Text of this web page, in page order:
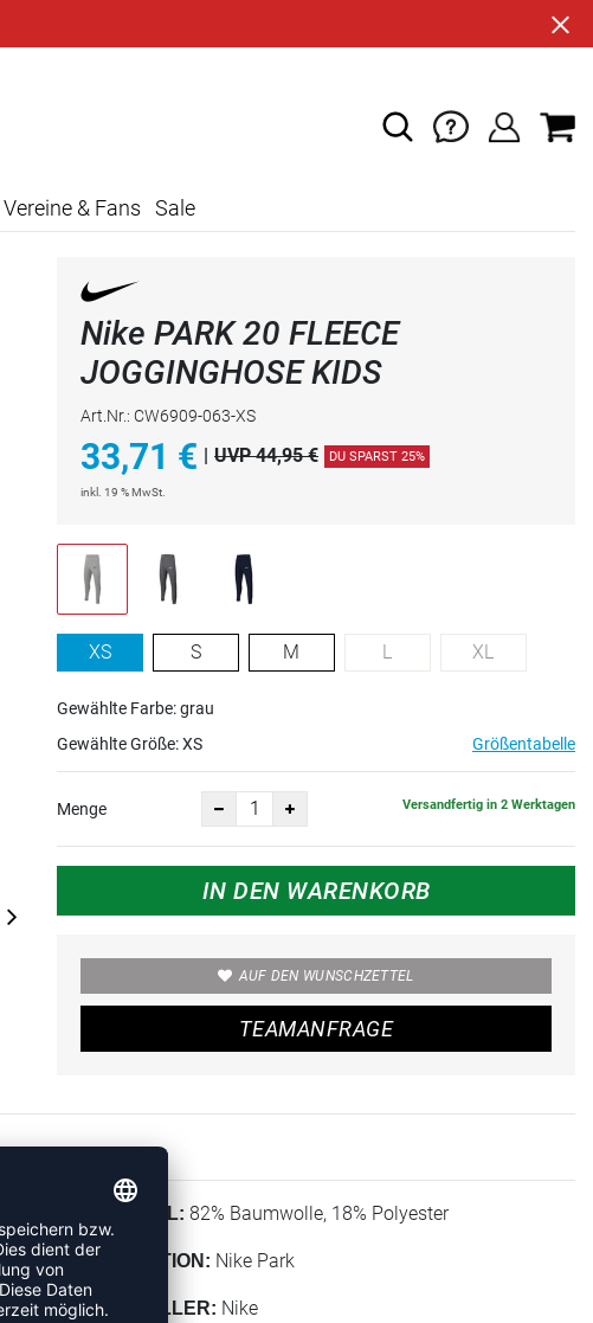
Vereine & Fans Sale
Nike PARK 20 FLEECE
JOGGINGHOSE KIDS
Art.Nr.: CW6909-063-XS
33,71 € UVP 44,95 € DU SPARST 25%
inkl. 19 % MwSt.
XS S M L XL
Gewählte Farbe: grau
Gewählte Größe:XS Größentabelle
Menge Versandfertig in 2 Werktagen
IN DEN WARENKORB
AUF DEN WUNSCHZETTEL
TEAMANFRAGE
ist
MATERIAL: 82% Baumwolle, 18% Polyester
KOLLEKTION: Nike Park
HERSTELLER: Nike